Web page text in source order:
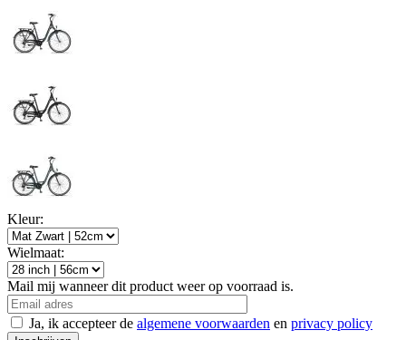
Kleur:
Wielmaat:
Mail mij wanneer dit product weer op voorraad is.
Ja, ik accepteer de algemene voorwaarden en privacy policy